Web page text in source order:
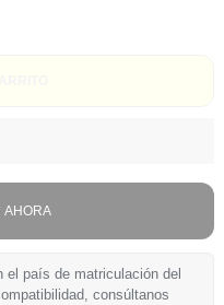
AHORA
el país de matriculación del
consúltanos